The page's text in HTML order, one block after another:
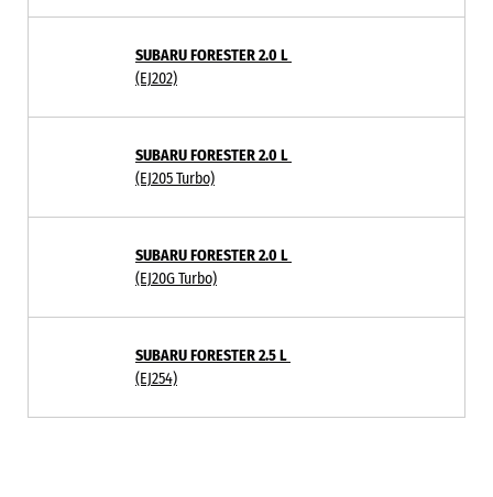
SUBARU FORESTER 2.0 L
(EJ202)
SUBARU FORESTER 2.0 L
(EJ205 Turbo)
SUBARU FORESTER 2.0 L
(EJ20G Turbo)
SUBARU FORESTER 2.5 L
(EJ254)